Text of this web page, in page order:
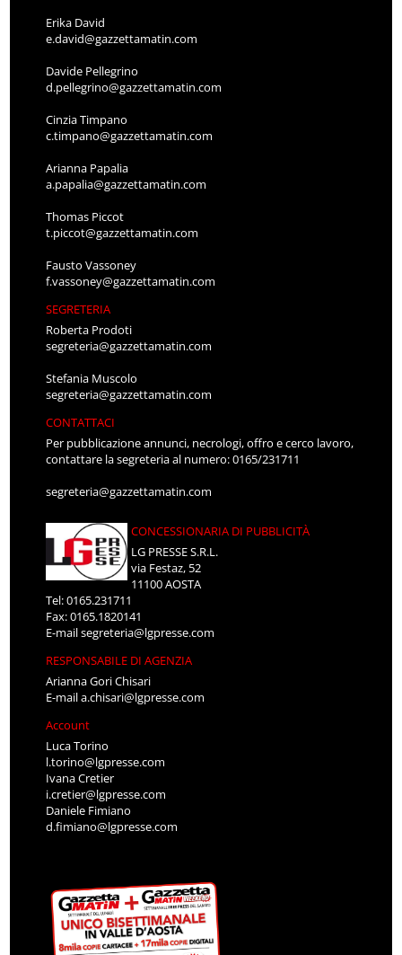
Erika David
e.david@gazzettamatin.com
Davide Pellegrino
d.pellegrino@gazzettamatin.com
Cinzia Timpano
c.timpano@gazzettamatin.com
Arianna Papalia
a.papalia@gazzettamatin.com
Thomas Piccot
t.piccot@gazzettamatin.com
Fausto Vassoney
f.vassoney@gazzettamatin.com
SEGRETERIA
Roberta Prodoti
segreteria@gazzettamatin.com
Stefania Muscolo
segreteria@gazzettamatin.com
CONTATTACI
Per pubblicazione annunci, necrologi, offro e cerco lavoro,
contattare la segreteria al numero: 0165/231711
segreteria@gazzettamatin.com
CONCESSIONARIA DI PUBBLICITÀ
LG PRESSE S.R.L.
via Festaz, 52
11100 AOSTA
Tel: 0165.231711
Fax: 0165.1820141
E-mailsegreteria@lgpresse.com
RESPONSABILE DI AGENZIA
Arianna Gori Chisari
E-maila.chisari@lgpresse.com
Account
Luca Torino
l.torino@lgpresse.com
Ivana Cretier
i.cretier@lgpresse.com
Daniele Fimiano
d.fimiano@lgpresse.com